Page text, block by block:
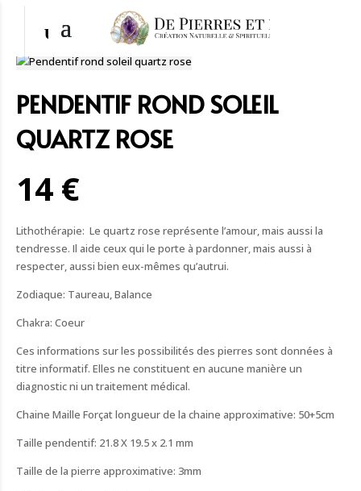
PENDENTIF ROND SOLEIL
QUARTZ ROSE
14 €
Lithothérapie: Le quartz rose représente l’amour, mais aussi la
tendresse. Il aide ceux qui le porte à pardonner, mais aussi à
respecter, aussi bien eux-mêmes qu’autrui.
Zodiaque: Taureau, Balance
Chakra: Coeur
Ces informations sur les possibilités des pierres sont données à
titre informatif. Elles ne constituent en aucune manière un
diagnostic ni un traitement médical.
Chaine Maille Forçat longueur de la chaine approximative: 50+5cm
Taille pendentif: 21.8 X 19.5 x 2.1 mm
Taille de la pierre approximative: 3mm